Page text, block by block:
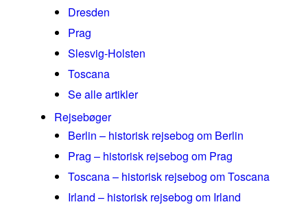
Dresden
Prag
Slesvig-Holsten
Toscana
Se alle artikler
Rejsebøger
Berlin – historisk rejsebog om Berlin
Prag – historisk rejsebog om Prag
Toscana – historisk rejsebog om Toscana
Irland – historisk rejsebog om Irland